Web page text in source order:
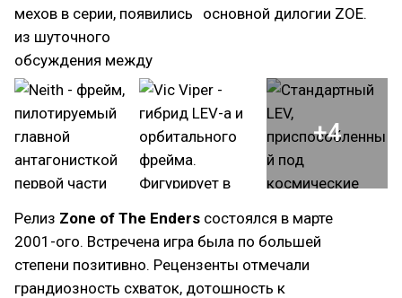
+4
Релиз Zone of The Enders состоялся в марте
2001-ого. Встречена игра была по большей
степени позитивно. Рецензенты отмечали
грандиозность схваток, дотошность к